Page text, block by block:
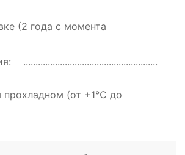
(2 года с момента
прохладном (от +1℃ до